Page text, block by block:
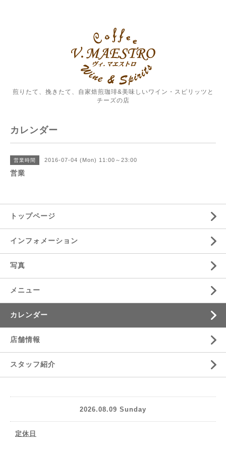
煎りたて、挽きたて、自家焙煎珈琲&美味しいワイン・スピリッツと
チーズの店
カレンダー
営業時間 2016-07-04 (Mon) 11:00～23:00
営業
トップページ
インフォメーション
写真
メニュー
カレンダー
店舗情報
スタッフ紹介
2026.08.09 Sunday
定休日